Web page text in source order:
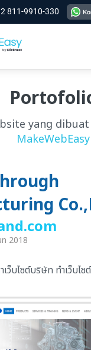
811-9910-330
yang
MakeWebEasy
2018
ว็บไซต์บริษัท ทำเว็บไซ